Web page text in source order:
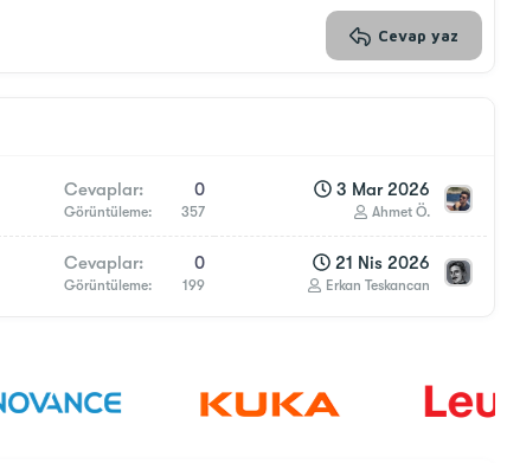
Cevap yaz
Cevaplar 0
Görüntüleme 357
3 Mar 2026
Ahmet Ö.
Cevaplar 0
Görüntüleme 199
21 Nis 2026
Erkan Teskancan